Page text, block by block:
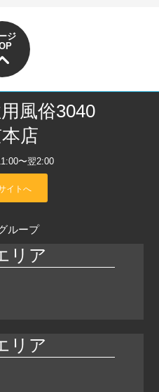
ジ
風俗3040
店
〜翌2:00
イトへ
ループ
リア
リア